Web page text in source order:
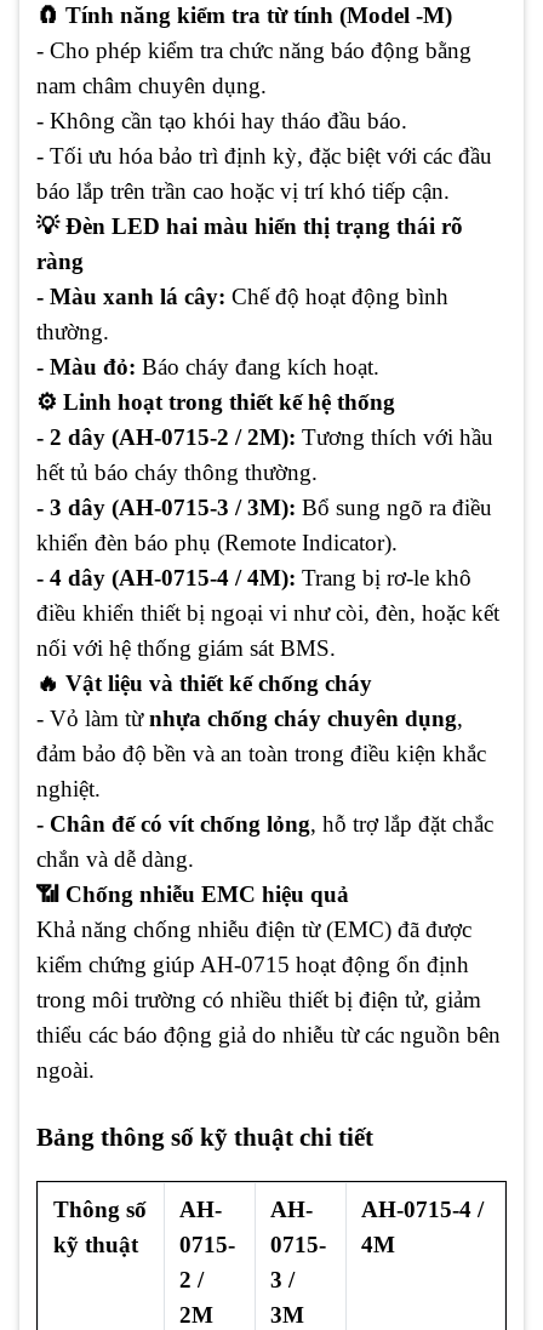
🧲 Tính năng kiểm tra từ tính (Model -M)
- Cho phép kiểm tra chức năng báo động bằng
nam châm chuyên dụng.
- Không cần tạo khói hay tháo đầu báo.
- Tối ưu hóa bảo trì định kỳ, đặc biệt với các đầu
báo lắp trên trần cao hoặc vị trí khó tiếp cận.
💡 Đèn LED hai màu hiển thị trạng thái rõ
ràng
- Màu xanh lá cây: Chế độ hoạt động bình
thường.
- Màu đỏ: Báo cháy đang kích hoạt.
⚙️ Linh hoạt trong thiết kế hệ thống
- 2 dây (AH-0715-2 / 2M): Tương thích với hầu
hết tủ báo cháy thông thường.
- 3 dây (AH-0715-3 / 3M): Bổ sung ngõ ra điều
khiển đèn báo phụ (Remote Indicator).
- 4 dây (AH-0715-4 / 4M): Trang bị rơ-le khô
điều khiển thiết bị ngoại vi như còi, đèn, hoặc kết
nối với hệ thống giám sát BMS.
🔥 Vật liệu và thiết kế chống cháy
- Vỏ làm từnhựa chống cháy chuyên dụng,
đảm bảo độ bền và an toàn trong điều kiện khắc
nghiệt.
- Chân đế có vít chống lỏng, hỗ trợ lắp đặt chắc
chắn và dễ dàng.
📶 Chống nhiễu EMC hiệu quả
Khả năng chống nhiễu điện từ (EMC) đã được
kiểm chứng giúp AH-0715 hoạt động ổn định
trong môi trường có nhiều thiết bị điện tử, giảm
thiểu các báo động giả do nhiễu từ các nguồn bên
ngoài.
Bảng thông số kỹ thuật chi tiết
Thông số
kỹ thuật
AH-
0715-
2 /
2M
AH-
0715-
3 /
3M
AH-0715-4 /
4M